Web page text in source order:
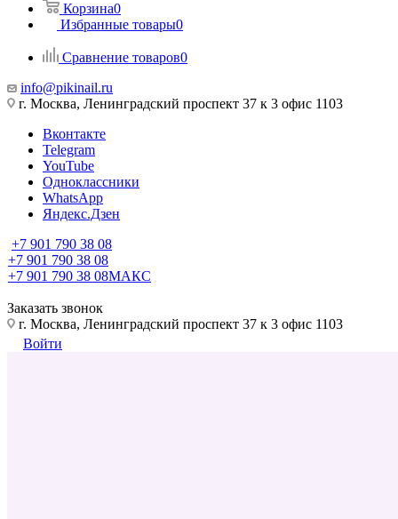
Корзина0
Избранные товары0
Сравнение товаров0
info@pikinail.ru
г. Москва, Ленинградский проспект 37 к 3 офис 1103
Вконтакте
Telegram
YouTube
Одноклассники
WhatsApp
Яндекс.Дзен
+7 901 790 38 08
+7 901 790 38 08
+7 901 790 38 08МАКС
Заказать звонок
г. Москва, Ленинградский проспект 37 к 3 офис 1103
Войти